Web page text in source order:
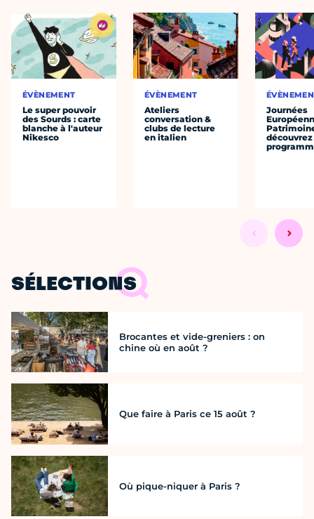
ÉVÈNEMENT
Le super pouvoir
des Sourds : carte
blanche à l'auteur
Nikesco
ÉVÈNEMENT
Ateliers
conversation &
clubs de lecture
en italien
Journées
SÉLECTIONS
Brocantes et vide-greniers : on
chine où en août ?
Que faire à Paris ce 15 août ?
Où pique-niquer à Paris ?